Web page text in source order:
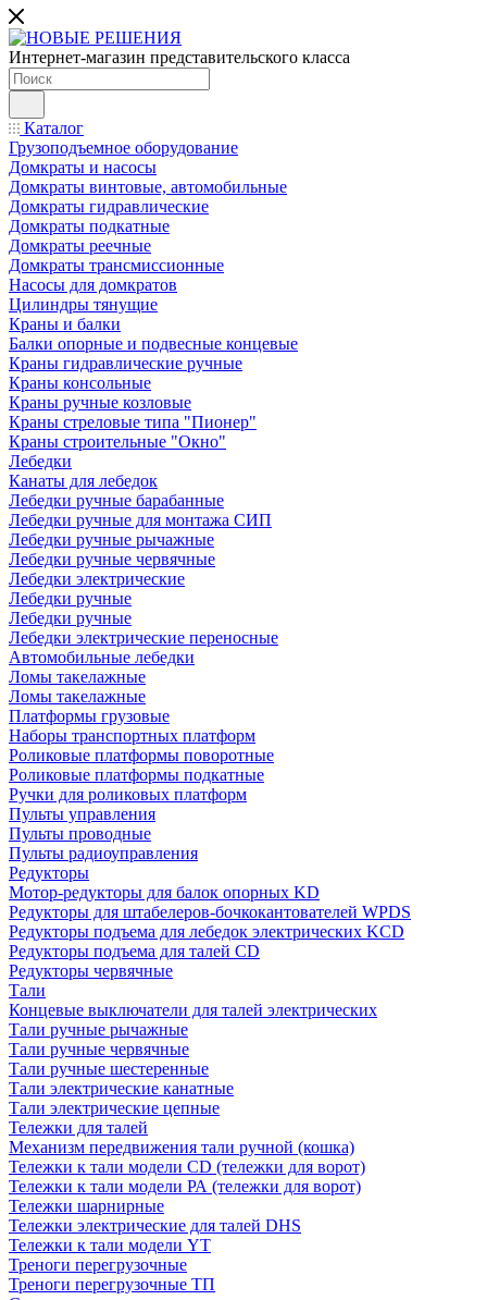
Интернет-магазин представительского класса
Каталог
Грузоподъемное оборудование
Домкраты и насосы
Домкраты винтовые, автомобильные
Домкраты гидравлические
Домкраты подкатные
Домкраты реечные
Домкраты трансмиссионные
Насосы для домкратов
Цилиндры тянущие
Краны и балки
Балки опорные и подвесные концевые
Краны гидравлические ручные
Краны консольные
Краны ручные козловые
Краны стреловые типа "Пионер"
Краны строительные "Окно"
Лебедки
Канаты для лебедок
Лебедки ручные барабанные
Лебедки ручные для монтажа СИП
Лебедки ручные рычажные
Лебедки ручные червячные
Лебедки электрические
Лебедки ручные
Лебедки ручные
Лебедки электрические переносные
Автомобильные лебедки
Ломы такелажные
Ломы такелажные
Платформы грузовые
Наборы транспортных платформ
Роликовые платформы поворотные
Роликовые платформы подкатные
Ручки для роликовых платформ
Пульты управления
Пульты проводные
Пульты радиоуправления
Редукторы
Мотор-редукторы для балок опорных KD
Редукторы для штабелеров-бочкокантователей WPDS
Редукторы подъема для лебедок электрических KCD
Редукторы подъема для талей CD
Редукторы червячные
Тали
Концевые выключатели для талей электрических
Тали ручные рычажные
Тали ручные червячные
Тали ручные шестеренные
Тали электрические канатные
Тали электрические цепные
Тележки для талей
Механизм передвижения тали ручной (кошка)
Тележки к тали модели CD (тележки для ворот)
Тележки к тали модели РА (тележки для ворот)
Тележки шарнирные
Тележки электрические для талей DHS
Тележки к тали модели YT
Треноги перегрузочные
Треноги перегрузочные ТП